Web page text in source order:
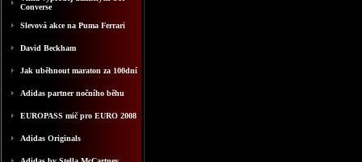
Converse
Slevová akce na Puma Ferrari
David Beckham
Jak uběhnout maraton za 100dní
Adidas partner nočního běhu
EUROPASS mič pro EURO 2008
Adidas Originals